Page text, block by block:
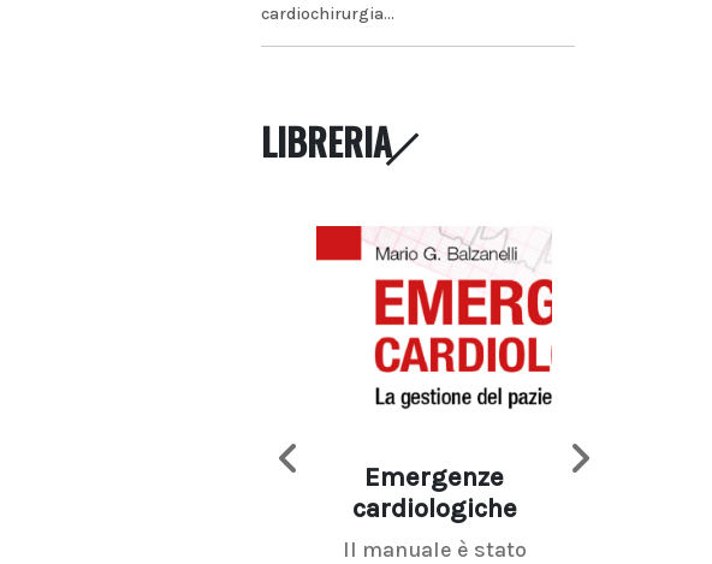
cardiochirurgia...
LIBRERIA
Emergenze
cardiologiche
Il manuale è stato